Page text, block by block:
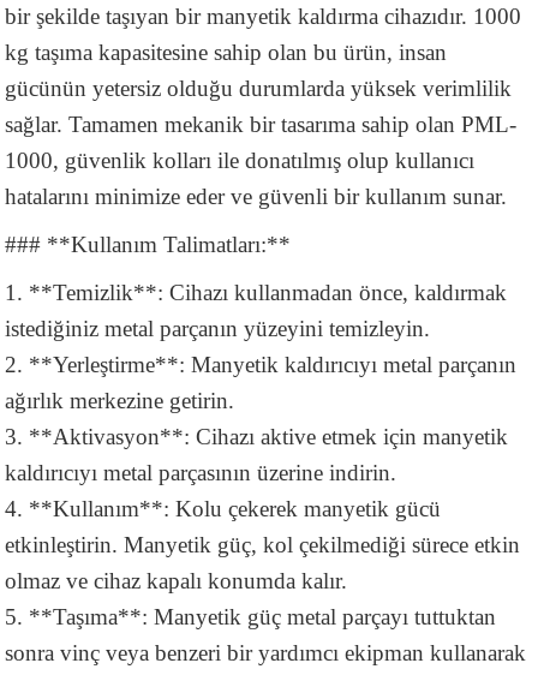
bir şekilde taşıyan bir manyetik kaldırma cihazıdır. 1000
kg taşıma kapasitesine sahip olan bu ürün, insan
gücünün yetersiz olduğu durumlarda yüksek verimlilik
sağlar. Tamamen mekanik bir tasarıma sahip olan PML-
1000, güvenlik kolları ile donatılmış olup kullanıcı
hatalarını minimize eder ve güvenli bir kullanım sunar.
### **Kullanım Talimatları:**
1. **Temizlik**: Cihazı kullanmadan önce, kaldırmak
istediğiniz metal parçanın yüzeyini temizleyin.
2. **Yerleştirme**: Manyetik kaldırıcıyı metal parçanın
ağırlık merkezine getirin.
3. **Aktivasyon**: Cihazı aktive etmek için manyetik
kaldırıcıyı metal parçasının üzerine indirin.
4. **Kullanım**: Kolu çekerek manyetik gücü
etkinleştirin. Manyetik güç, kol çekilmediği sürece etkin
olmaz ve cihaz kapalı konumda kalır.
5. **Taşıma**: Manyetik güç metal parçayı tuttuktan
sonra vinç veya benzeri bir yardımcı ekipman kullanarak